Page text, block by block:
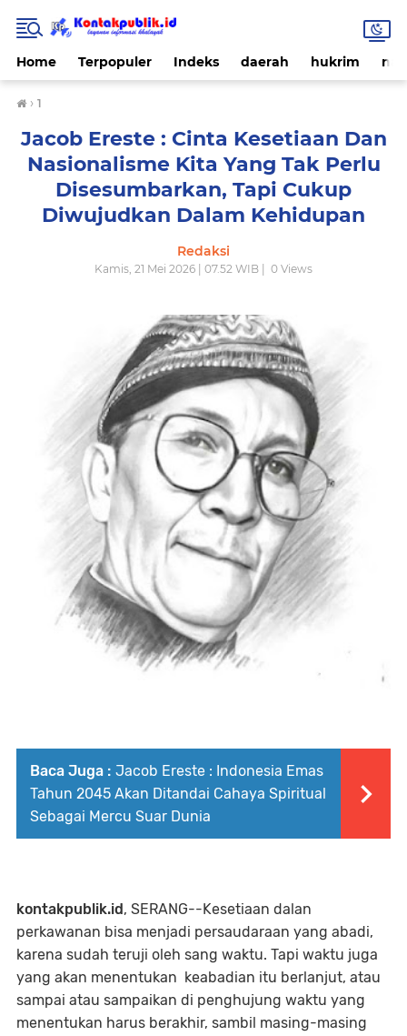
Home Terpopuler Indeks daerah hukrim
› 1
Jacob Ereste : Cinta Kesetiaan Dan
Nasionalisme Kita Yang Tak Perlu
Disesumbarkan, Tapi Cukup
Diwujudkan Dalam Kehidupan
Redaksi
Kamis, 21 Mei 2026 | 07.52 WIB | 0 Views
Baca Juga : Jacob Ereste : Indonesia Emas
Tahun 2045 Akan Ditandai Cahaya Spiritual
Sebagai Mercu Suar Dunia
kontakpublik.id, SERANG--Kesetiaan dalan
perkawanan bisa menjadi persaudaraan yang abadi,
karena sudah teruji oleh sang waktu. Tapi waktu juga
yang akan menentukan keabadian itu berlanjut, atau
sampai atau sampaikan di penghujung waktu yang
menentukan harus berakhir, sambil masing-masing